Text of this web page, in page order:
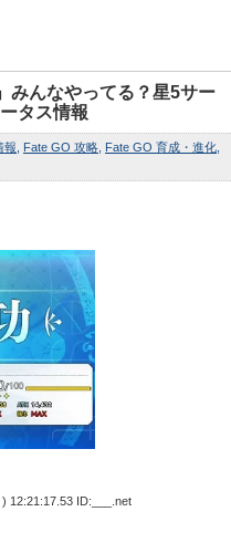
みんなやってる？星5サー
タス情報
報 Fate GO 攻略
Fate GO 育成・進化
12:21:17.53 ID:___.net